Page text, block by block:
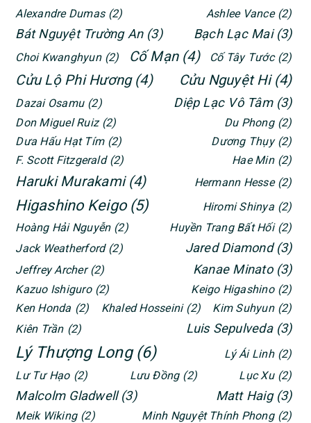
Alexandre Dumas (2) Ashlee Vance (2)
Bát Nguyệt Trường An (3) Bạch Lạc Mai (3)
Choi Kwanghyun (2) Cố Mạn (4) Cố Tây Tước (2)
Cửu Lộ Phi Hương (4) Cửu Nguyệt Hi (4)
Dazai Osamu (2) Diệp Lạc Vô Tâm (3)
Don Miguel Ruiz (2) Du Phong (2)
Dưa Hấu Hạt Tím (2) Dương Thụy (2)
F. Scott Fitzgerald (2) Hae Min (2)
Haruki Murakami (4) Hermann Hesse (2)
Higashino Keigo (5) Hiromi Shinya (2)
Hoàng Hải Nguyễn (2) Huyền Trang Bất Hối (2)
Jack Weatherford (2) Jared Diamond (3)
Jeffrey Archer (2) Kanae Minato (3)
Kazuo Ishiguro (2) Keigo Higashino (2)
Ken Honda (2) Khaled Hosseini (2) Kim Suhyun (2)
Kiên Trần (2) Luis Sepulveda (3)
Lý Thượng Long (6) Lý Ái Linh (2)
Lư Tư Hạo (2) Lưu Đồng (2) Lục Xu (2)
Malcolm Gladwell (3) Matt Haig (3)
Meik Wiking (2) Minh Nguyệt Thính Phong (2)